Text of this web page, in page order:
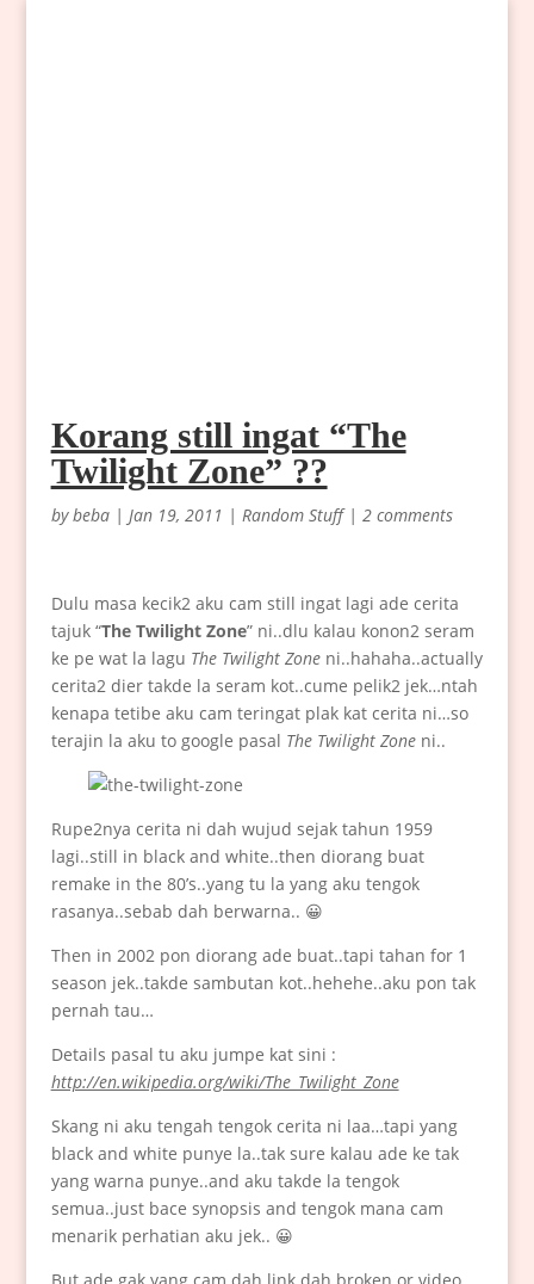
Korang still ingat “The
Twilight Zone” ??
bybeba| Jan 19, 2011 | Random Stuff| 2 comments
Dulu masa kecik2 aku cam still ingat lagi ade cerita
tajuk “The Twilight Zone” ni..dlu kalau konon2 seram
ke pe wat la lagu The Twilight Zoneni..hahaha..actually
cerita2 dier takde la seram kot..cume pelik2 jek…ntah
kenapa tetibe aku cam teringat plak kat cerita ni…so
terajin la aku to google pasal The Twilight Zoneni..
Rupe2nya cerita ni dah wujud sejak tahun 1959
lagi..still in black and white..then diorang buat
remake in the 80’s..yang tu la yang aku tengok
rasanya..sebab dah berwarna.. 😀
Then in 2002 pon diorang ade buat..tapi tahan for 1
season jek..takde sambutan kot..hehehe..aku pon tak
pernah tau…
Details pasal tu aku jumpe kat sini :
http://en.wikipedia.org/wiki/The_Twilight_Zone
Skang ni aku tengah tengok cerita ni laa…tapi yang
black and white punye la..tak sure kalau ade ke tak
yang warna punye..and aku takde la tengok
semua..just bace synopsis and tengok mana cam
menarik perhatian aku jek.. 😀